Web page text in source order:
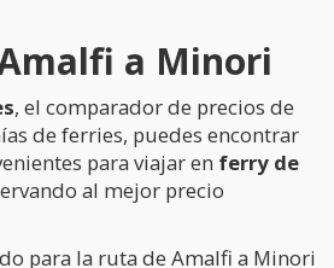
a Minori
, el comparador de precios de
de ferries, puedes encontrar
para viajar en ferry de
al mejor precio
para la ruta de Amalfi a Minori